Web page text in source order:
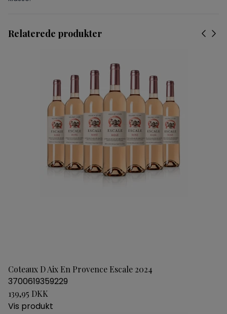
Relaterede produkter
Coteaux D Aix En Provence Escale 2024
3700619359229
139,95 DKK
Vis produkt